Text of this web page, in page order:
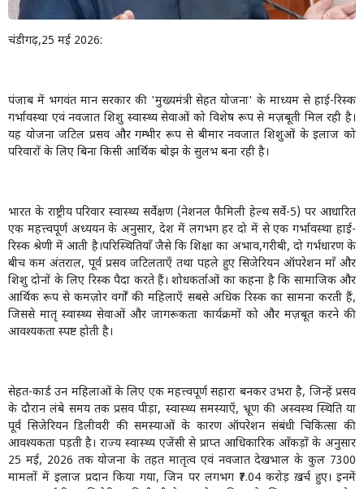
चंडीगढ़,25 मई 2026:
पंजाब में भगवंत मान सरकार की 'मुख्यमंत्री सेहत योजना' के माध्यम से हाई-रिस्क
गर्भावस्था एवं नवजात शिशु स्वास्थ्य सेवाओं को विशेष रूप से मज़बूती मिल रही है।
यह योजना जटिल प्रसव और गम्भीर रूप से बीमार नवजात शिशुओं के इलाज को
परिवारों के लिए बिना किसी आर्थिक बोझ के सुलभ बना रही है।
भारत के राष्ट्रीय परिवार स्वास्थ्य सर्वेक्षण (नेशनल फैमिली हेल्थ सर्वे-5) पर आधारित
एक महत्त्वपूर्ण अध्ययन के अनुसार, देश में लगभग हर दो में से एक गर्भावस्था हाई-
रिस्क श्रेणी में आती है।परिस्थितियाँ जैसे कि शिक्षा का अभाव,गरीबी, दो गर्भधारण के
बीच कम अंतराल, पूर्व प्रसव जटिलताएँ तथा पहले हुए सिजेरियन ऑपरेशन माँ और
शिशु दोनों के लिए रिस्क पैदा करते हैं। शोधकर्ताओं का कहना है कि सामाजिक और
आर्थिक रूप से कमज़ोर वर्गों की महिलाएँ सबसे अधिक रिस्क का सामना करती हैं,
जिससे मातृ स्वास्थ्य सेवाओं और जागरूकता कार्यक्रमों को और मज़बूत करने की
आवश्यकता स्पष्ट होती है।
सेहत-कार्ड उन महिलाओं के लिए एक महत्त्वपूर्ण सहारा बनकर उभरा है, जिन्हें प्रसव
के दौरान लंबे समय तक प्रसव पीड़ा, स्वास्थ्य समस्याएँ, भ्रूण की अस्वस्थ स्थिति या
पूर्व सिजेरियन डिलीवरी की समस्याओं के कारण ऑपरेशन संबंधी चिकित्सा की
आवश्यकता पड़ती है। राज्य स्वास्थ्य एजेंसी से प्राप्त आधिकारिक आँकड़ों के अनुसार
25 मई, 2026 तक योजना के तहत मातृत्व एवं नवजात देखभाल के कुल 7300
मामलों में इलाज प्रदान किया गया, जिन पर लगभग ₹7.04 करोड़ ख़र्च हुए। इनमें